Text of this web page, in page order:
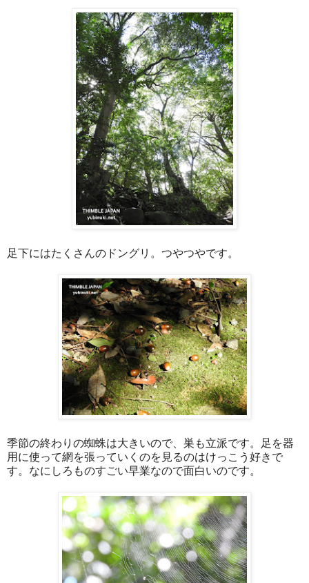
足下にはたくさんのドングリ。つやつやです。
季節の終わりの蜘蛛は大きいので、巣も立派です。足を器
用に使って網を張っていくのを見るのはけっこう好きで
す。なにしろものすごい早業なので面白いのです。